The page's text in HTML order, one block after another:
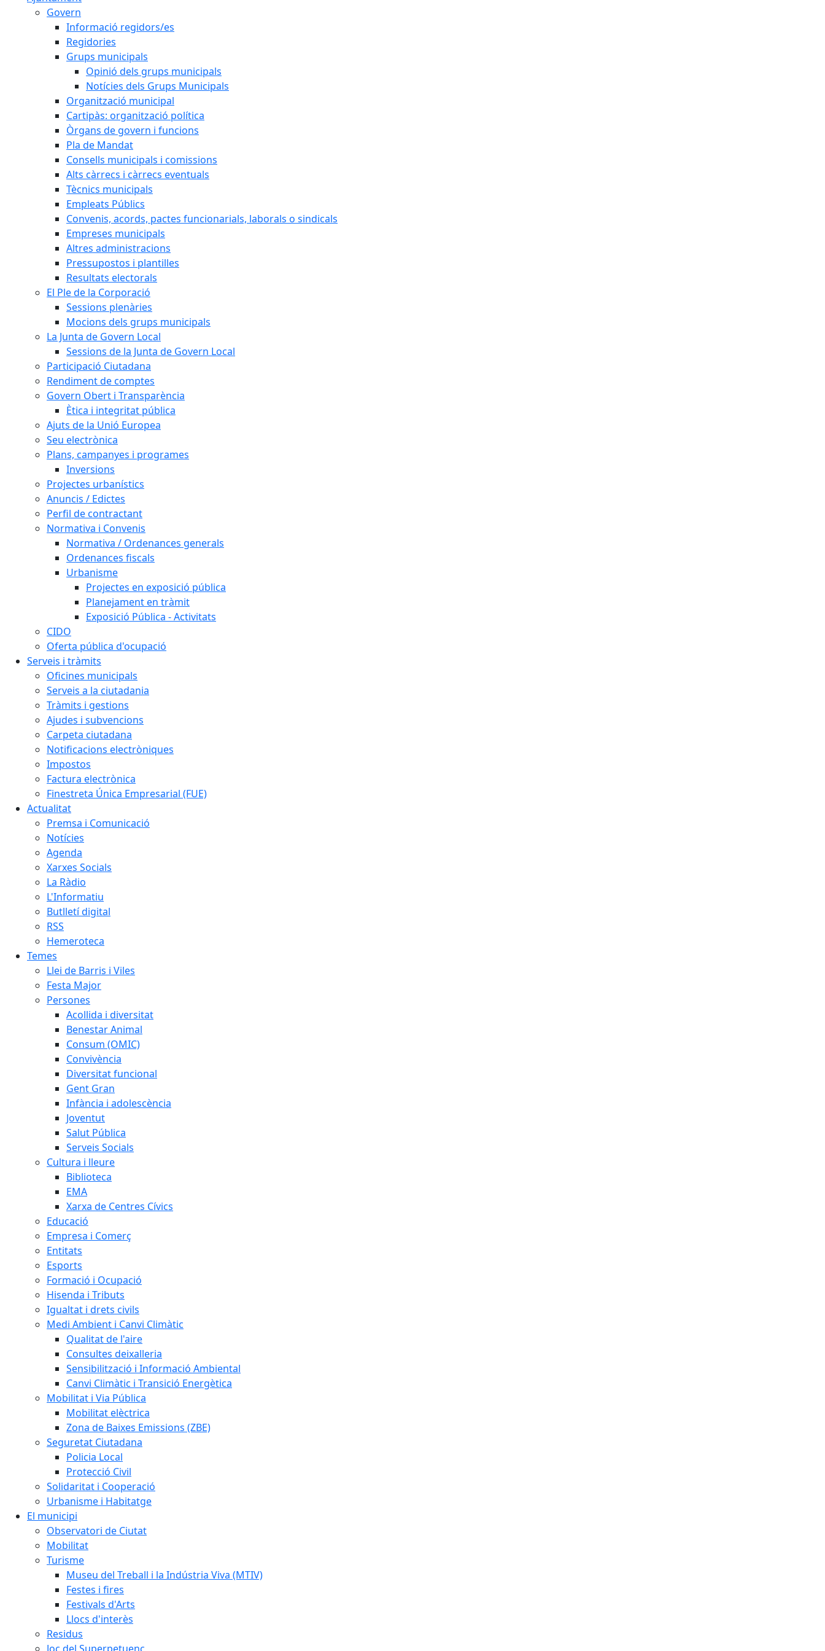
Govern
Informació regidors/es
Regidories
Grups municipals
Opinió dels grups municipals
Notícies dels Grups Municipals
Organització municipal
Cartipàs: organització política
Òrgans de govern i funcions
Pla de Mandat
Consells municipals i comissions
Alts càrrecs i càrrecs eventuals
Tècnics municipals
Empleats Públics
Convenis, acords, pactes funcionarials, laborals o sindicals
Empreses municipals
Altres administracions
Pressupostos i plantilles
Resultats electorals
El Ple de la Corporació
Sessions plenàries
Mocions dels grups municipals
La Junta de Govern Local
Sessions de la Junta de Govern Local
Participació Ciutadana
Rendiment de comptes
Govern Obert i Transparència
Ètica i integritat pública
Ajuts de la Unió Europea
Seu electrònica
Plans, campanyes i programes
Inversions
Projectes urbanístics
Anuncis / Edictes
Perfil de contractant
Normativa i Convenis
Normativa / Ordenances generals
Ordenances fiscals
Urbanisme
Projectes en exposició pública
Planejament en tràmit
Exposició Pública - Activitats
CIDO
Oferta pública d'ocupació
Serveis i tràmits
Oficines municipals
Serveis a la ciutadania
Tràmits i gestions
Ajudes i subvencions
Carpeta ciutadana
Notificacions electròniques
Impostos
Factura electrònica
Finestreta Única Empresarial (FUE)
Actualitat
Premsa i Comunicació
Notícies
Agenda
Xarxes Socials
La Ràdio
L'Informatiu
Butlletí digital
RSS
Hemeroteca
Temes
Llei de Barris i Viles
Festa Major
Persones
Acollida i diversitat
Benestar Animal
Consum (OMIC)
Convivència
Diversitat funcional
Gent Gran
Infància i adolescència
Joventut
Salut Pública
Serveis Socials
Cultura i lleure
Biblioteca
EMA
Xarxa de Centres Cívics
Educació
Empresa i Comerç
Entitats
Esports
Formació i Ocupació
Hisenda i Tributs
Igualtat i drets civils
Medi Ambient i Canvi Climàtic
Qualitat de l'aire
Consultes deixalleria
Sensibilització i Informació Ambiental
Canvi Climàtic i Transició Energètica
Mobilitat i Via Pública
Mobilitat elèctrica
Zona de Baixes Emissions (ZBE)
Seguretat Ciutadana
Policia Local
Protecció Civil
Solidaritat i Cooperació
Urbanisme i Habitatge
El municipi
Observatori de Ciutat
Mobilitat
Turisme
Museu del Treball i la Indústria Viva (MTIV)
Festes i fires
Festivals d'Arts
Llocs d'interès
Residus